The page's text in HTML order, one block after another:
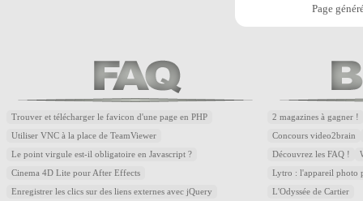
Page
Trouver et télécharger le favicon d'une page en PHP
Utiliser VNC à la place de TeamViewer
Le point virgule est-il obligatoire en Javascript ?
Cinema 4D Lite pour After Effects
Enregistrer les clics sur des liens externes avec jQuery
2 magazines à gagner !
Concours video2brain
Découvrez les FAQ !
Lytro : l'appareil photo
L'Odyssée de Cartier